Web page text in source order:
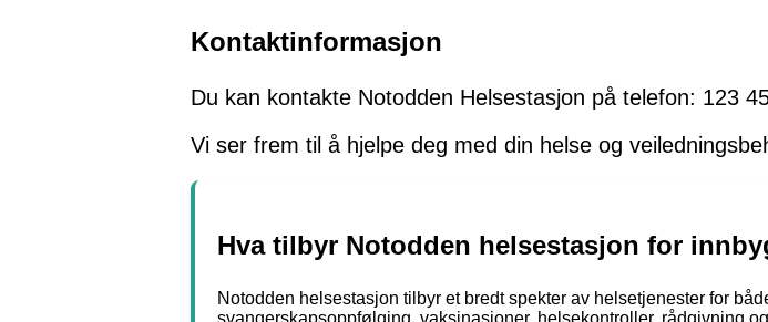
Kontaktinformasjon
Du kan kontakte Notodden Helsestasjon på telefon: 123
Vi ser frem til å hjelpe deg med din helse og
Hva tilbyr Notodden helsestasjon for
Notodden helsestasjon tilbyr et bredt spekter av helsetjenester for